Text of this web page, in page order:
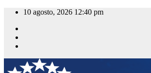
Saltar
contenido
10 agosto, 2026 12:40 pm